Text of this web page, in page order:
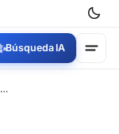
Búsqueda IA
Con apoyo de la DEA fueron capturados dos extraditables del ‘Clan del Golfo’